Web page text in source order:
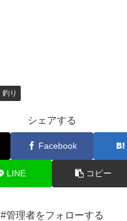
釣り
シェアする
Facebook
LINE コピー
#管理者をフォローする